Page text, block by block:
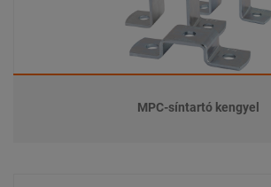
MPC-síntartó kengyel